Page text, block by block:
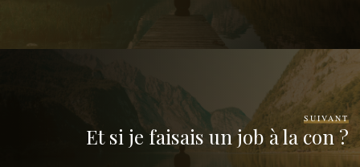
SUIVANT
Et si je faisais un job à la con ?